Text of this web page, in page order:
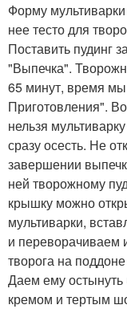
Форму
нее тесто для
Поставить пудинг
"Выпечка".
65 минут, время
Приготовления".
нельзя
сразу осесть. Не
завершении
ней творожному
крышку можно
мультиварки,
и переворачиваем
творога на
Даем ему
кремом и тертым